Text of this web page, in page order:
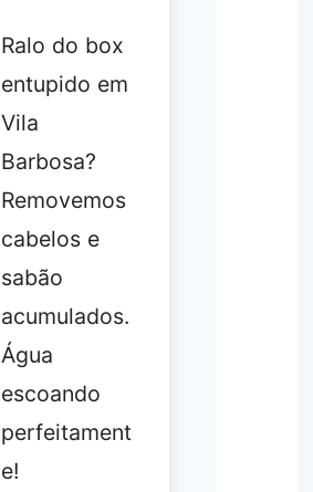
Ralo do box
entupido em
Vila
Barbosa?
Removemos
cabelos e
sabão
acumulados.
Água
escoando
perfeitament
e!